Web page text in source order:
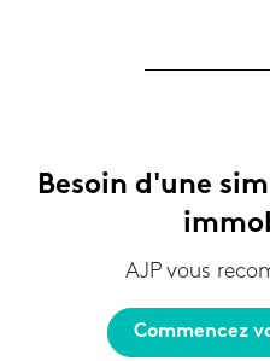
Besoin d'une
AJP vous
Commencez